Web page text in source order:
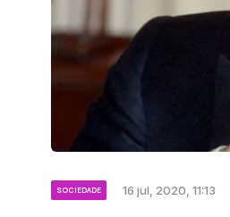
SOCIEDADE 16 jul, 2020, 11:13